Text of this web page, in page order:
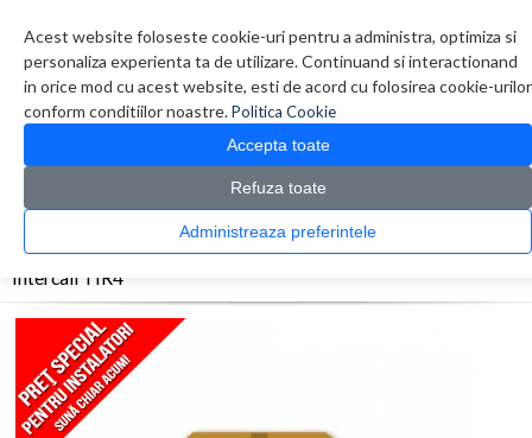
Acest website foloseste cookie-uri pentru a administra, optimiza si
personaliza experienta ta de utilizare. Continuand si interactionand
in orice mod cu acest website, esti de acord cu folosirea cookie-urilor
conform conditiilor noastre.Politica Cookie
Accepta toate
Refuza toate
Administreaza preferintele
0 produs(e)
CATALOG PRODUSE
> Accesorii > Intercall TIR4
Intercall TIR4